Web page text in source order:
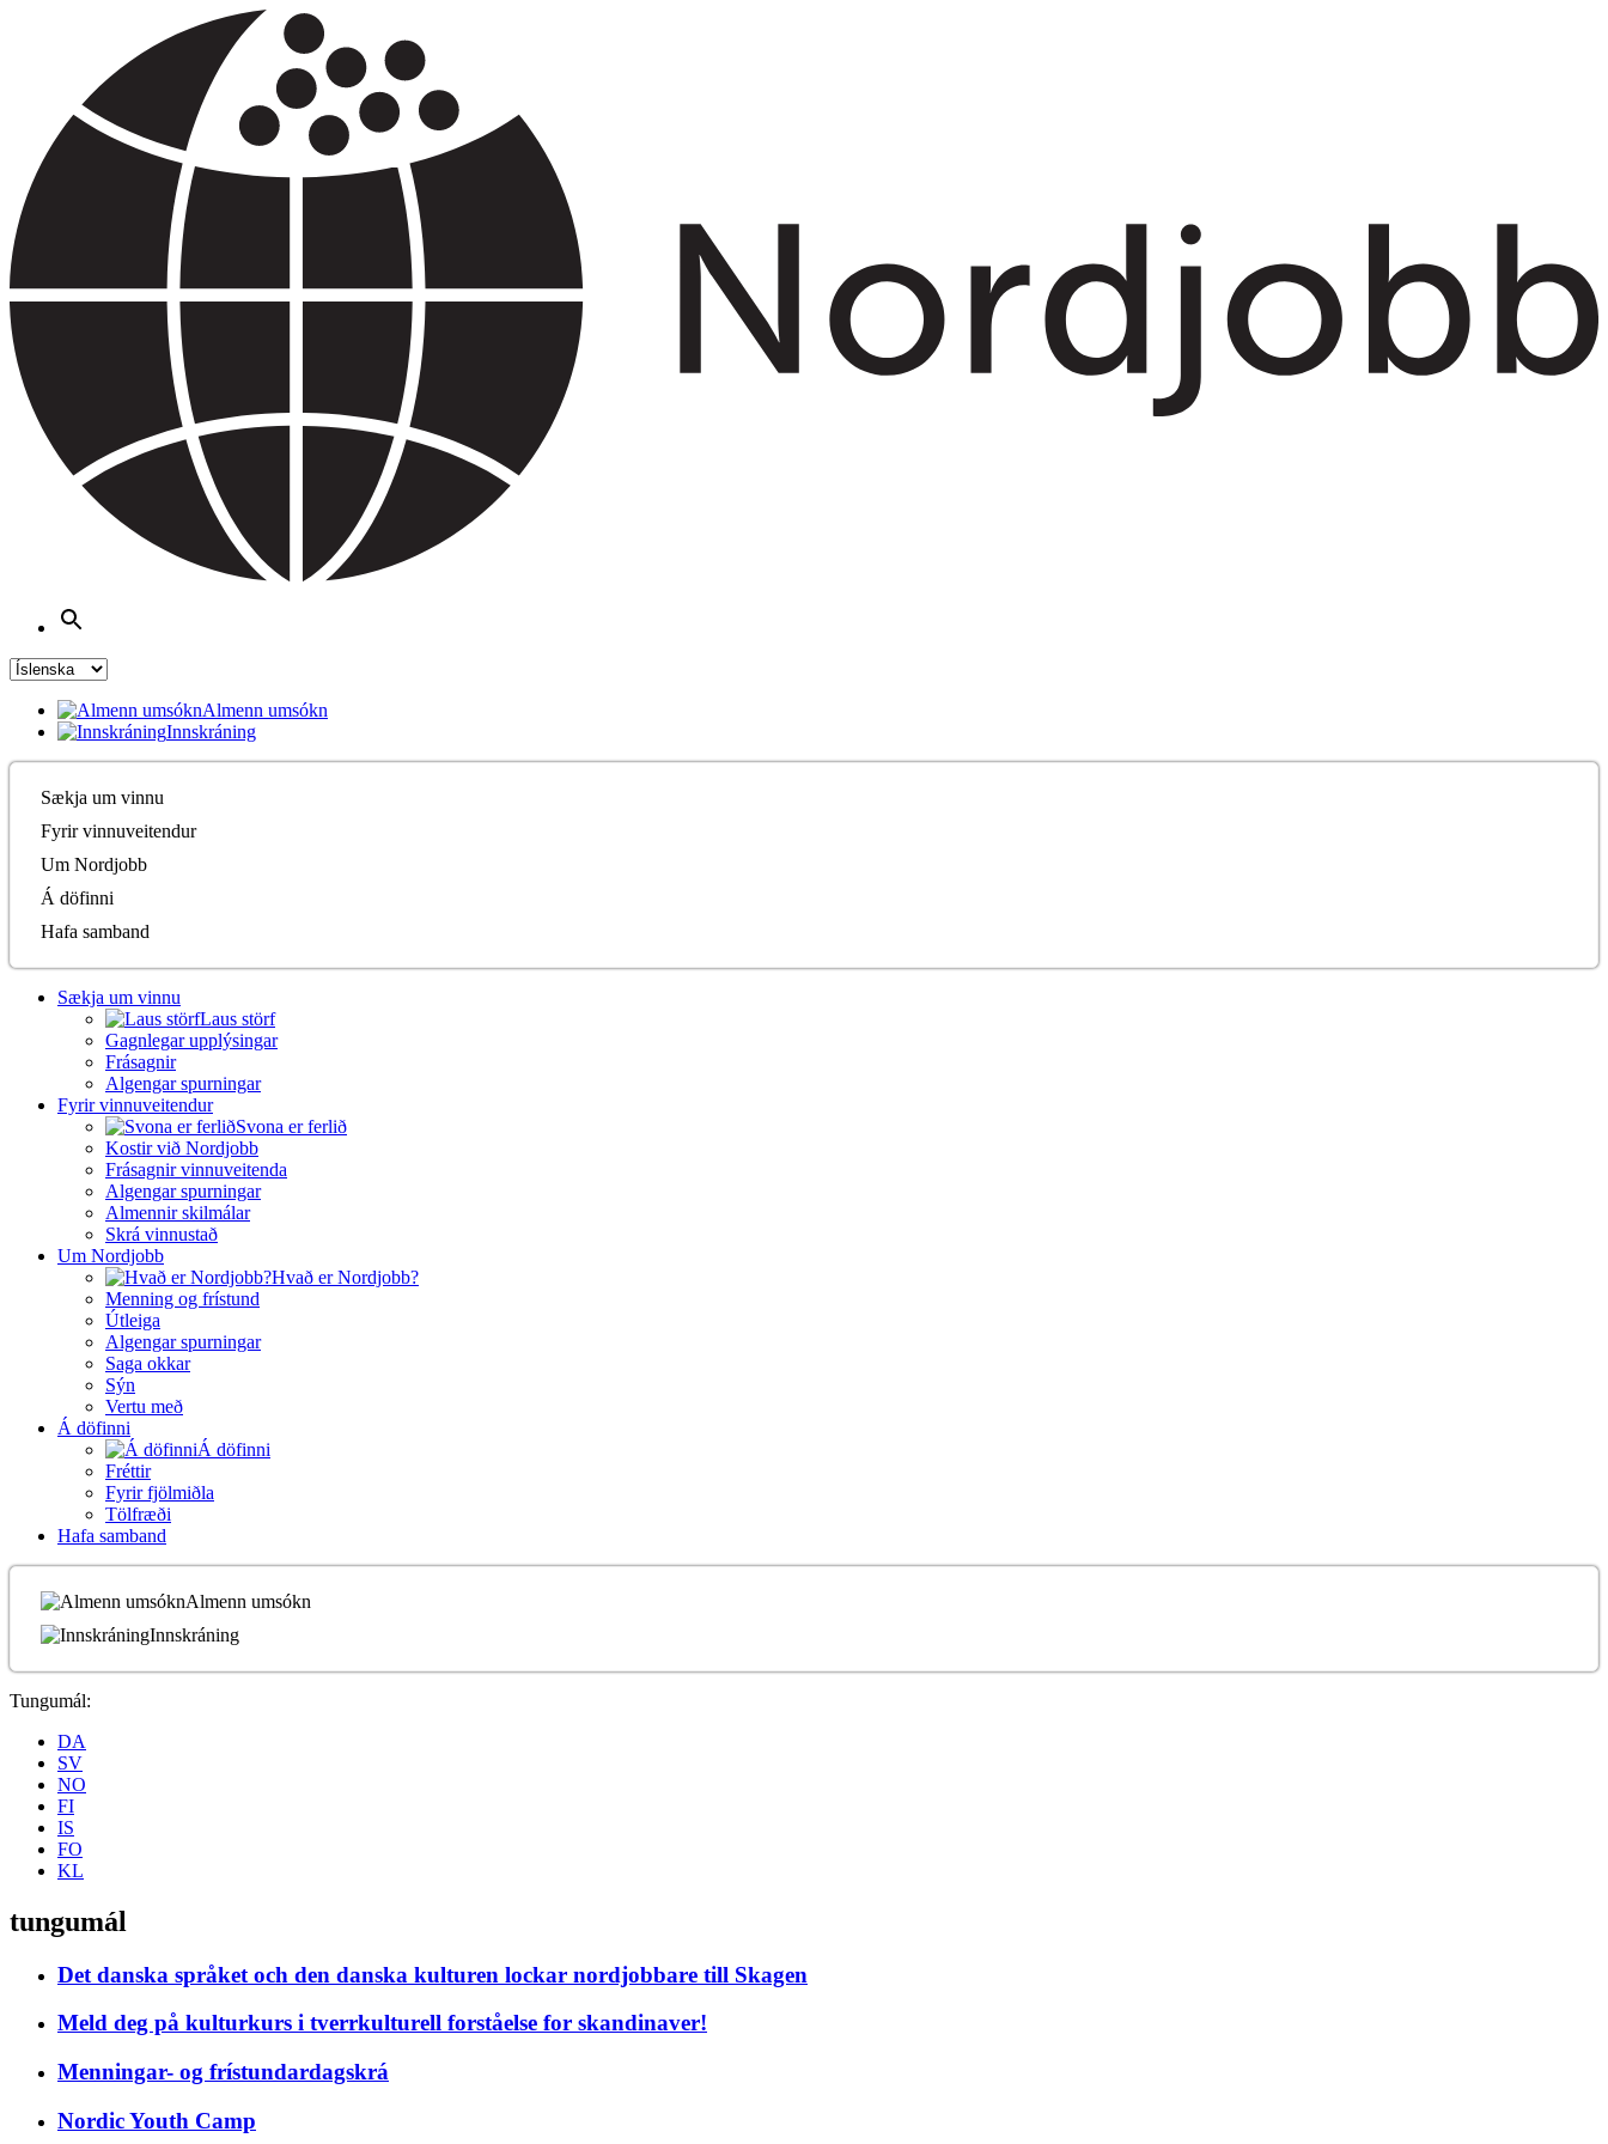
Almenn umsókn
Innskráning
Sækja um vinnu
Fyrir vinnuveitendur
Um Nordjobb
Á döfinni
Hafa samband
Sækja um vinnu
Laus störf
Gagnlegar upplýsingar
Frásagnir
Algengar spurningar
Fyrir vinnuveitendur
Svona er ferlið
Kostir við Nordjobb
Frásagnir vinnuveitenda
Algengar spurningar
Almennir skilmálar
Skrá vinnustað
Um Nordjobb
Hvað er Nordjobb?
Menning og frístund
Útleiga
Algengar spurningar
Saga okkar
Sýn
Vertu með
Á döfinni
Á döfinni
Fréttir
Fyrir fjölmiðla
Tölfræði
Hafa samband
Almenn umsókn
Innskráning
Tungumál:
DA
SV
NO
FI
IS
FO
KL
tungumál
Det danska språket och den danska kulturen lockar nordjobbare till Skagen
Meld deg på kulturkurs i tverrkulturell forståelse for skandinaver!
Menningar- og frístundardagskrá
Nordic Youth Camp